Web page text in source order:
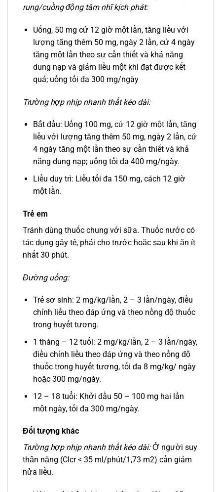
rung/cuồng động tâm nhĩ kịch phát:
Uống, 50 mg cứ 12 giờ một lần, tăng liều với
lượng tăng thêm 50 mg, ngày 2 lần, cứ 4 ngày
tăng một lần theo sự cần thiết và khả năng
dung nạp và giảm liều một khi đạt được kết
quả; uống tối đa 300 mg/ngày
Trường hợp nhịp nhanh thất kéo dài:
Bắt đầu: Uống 100 mg, cứ 12 giờ một lần, tăng
liều với lượng tăng thêm 50 mg, ngày 2 lần, cứ
4 ngày tăng một lần theo sự cần thiết và khả
năng dung nạp; uống tối đa 400 mg/ngày.
Liều duy trì: Liều tối đa 150 mg, cách 12 giờ
một lần.
Trẻ em
Tránh dùng thuốc chung với sữa. Thuốc nước có
tác dụng gây tê, phải cho trước hoặc sau khi ăn ít
nhất 30 phút.
Đường uống:
Trẻ sơ sinh: 2 mg/kg/lần, 2 – 3 lần/ngày, điều
chỉnh liều theo đáp ứng và theo nồng độ thuốc
trong huyết tương.
1 tháng – 12 tuổi: 2 mg/kg/lần, 2 – 3 lần/ngày,
điều chỉnh liều theo đáp ứng và theo nồng độ
thuốc trong huyết tương, tối đa 8 mg/kg/ ngày
hoặc 300 mg/ngày.
12 – 18 tuổi: Khởi đầu 50 – 100 mg hai lần
một ngày, tối đa 300 mg/ngày.
Đối tượng khác
Trường hợp nhịp nhanh thất kéo dài:Ở người suy
thận nặng (Clcr < 35 ml/phút/1,73 m2) cần giảm
nửa liều.